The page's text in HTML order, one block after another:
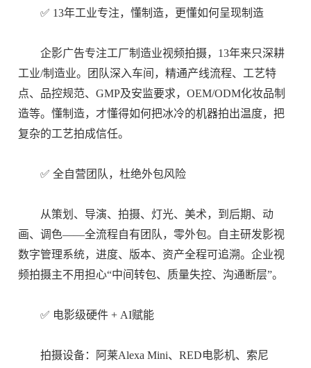
✅ 13年工业专注， 懂制造，更懂如何呈现制造
企影广告专注工厂制造业视频拍摄，13年来只深耕
工业/制造业。团队深入车间，精通产线流程、工艺特
点、品控规范、GMP及安监要求，OEM/ODM化妆品制
造等。懂制造，才懂得如何把冰冷的机器拍出温度，把
复杂的工艺拍成信任。
✅ 全自营团队，杜绝外包风险
从策划、导演、拍摄、灯光、美术，到后期、动
画、调色——全流程自有团队，零外包。自主研发影视
数字管理系统，进度、版本、资产全程可追溯。企业视
频拍摄主不用担心“中间转包、质量失控、沟通断层”。
✅ 电影级硬件 + AI赋能
拍摄设备：阿莱Alexa Mini、RED电影机、索尼